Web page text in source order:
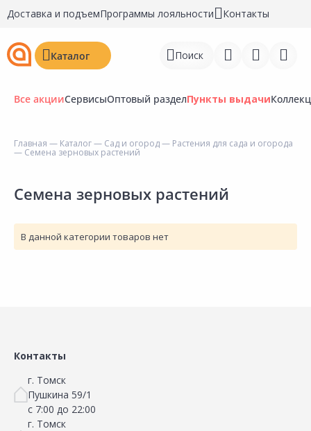
Доставка и подъемПрограммы лояльности Контакты
Каталог Поиск
Регистрация
Избранное
Все акцииСервисыОптовый разделПункты выдачи
Главная — Каталог— Сад и огород— Растения для сада и огорода
— Семена зерновых растений
Семена зерновых растений
В данной категории товаров нет
Контакты
г. Томск
Пушкина 59/1
с 7:00 до 22:00
г. Томск